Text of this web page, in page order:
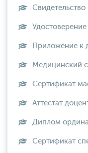
Приложение к
Медицинский
Сертификат
Аттестат
Диплом
Сертификат